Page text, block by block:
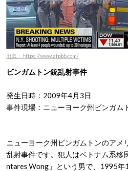
出典：https://www.afpbb.com/
ビンガムトン銃乱射事件
発生日時：2009年4月3日
事件現場：ニューヨーク州ビンガム
ニューヨーク州ビンガムトンのアメ
乱射事件です。犯人はベトナム系移
ntares Wong」という男で、1995年